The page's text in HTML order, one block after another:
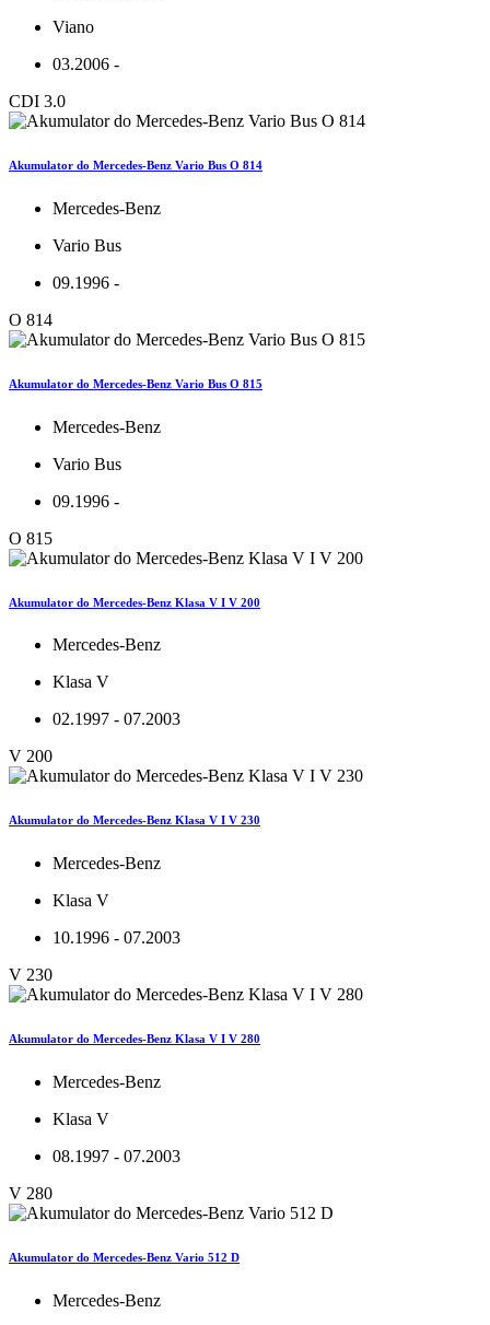
Viano
03.2006 -
CDI 3.0
Akumulator do Mercedes-Benz Vario Bus O 814
Mercedes-Benz
Vario Bus
09.1996 -
O 814
Akumulator do Mercedes-Benz Vario Bus O 815
Mercedes-Benz
Vario Bus
09.1996 -
O 815
Akumulator do Mercedes-Benz Klasa V I V 200
Mercedes-Benz
Klasa V
02.1997 - 07.2003
V 200
Akumulator do Mercedes-Benz Klasa V I V 230
Mercedes-Benz
Klasa V
10.1996 - 07.2003
V 230
Akumulator do Mercedes-Benz Klasa V I V 280
Mercedes-Benz
Klasa V
08.1997 - 07.2003
V 280
Akumulator do Mercedes-Benz Vario 512 D
Mercedes-Benz